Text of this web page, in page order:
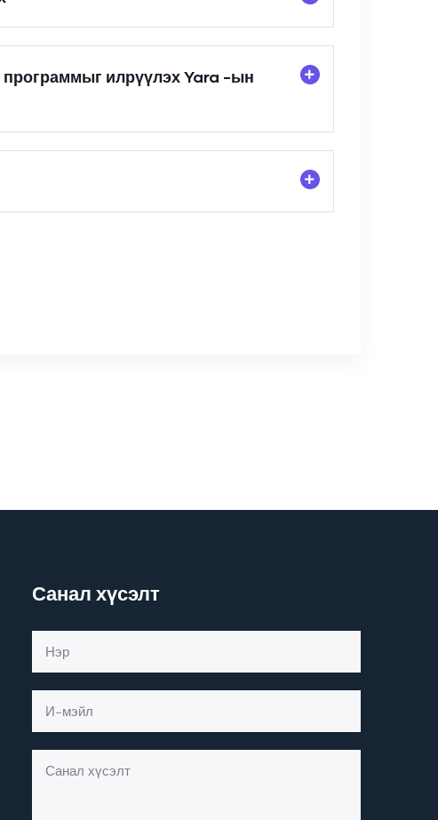
программыг илрүүлэх Yara -ын
Санал хүсэлт